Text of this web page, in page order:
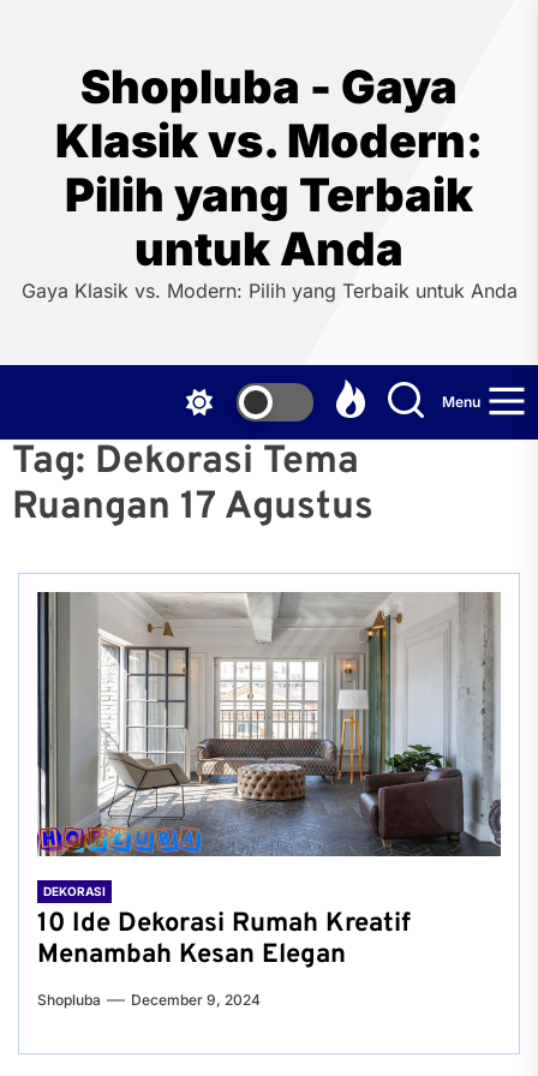
Shopluba - Gaya
Klasik vs. Modern:
Pilih yang Terbaik
untuk Anda
Gaya Klasik vs. Modern: Pilih yang Terbaik untuk Anda
Menu
Tag: Dekorasi Tema
Ruangan 17 Agustus
DEKORASI
10 Ide Dekorasi Rumah Kreatif
Menambah Kesan Elegan
Shopluba December 9, 2024